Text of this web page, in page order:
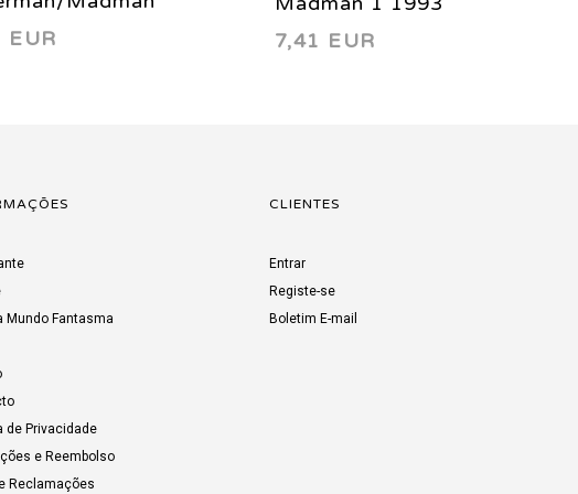
2 1997
EUR
7,41 EUR
Mundo Fantasma
de Privacidade
e Reembolso
Reclamações
CLIENTES
Entrar
Registe-se
Boletim E-mail